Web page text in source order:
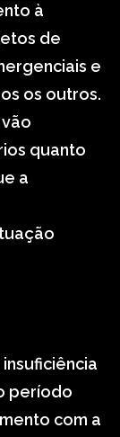
à
de
e
os outros.
quanto
a
período
com a